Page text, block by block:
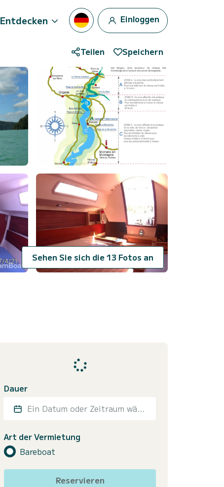
Entdecken Einloggen
Teilen Speichern
Sehen Sie sich die 13 Fotos an
Dauer
Ein Datum oder Zeitraum wählen
Art der Vermietung
Bareboat
Reservieren